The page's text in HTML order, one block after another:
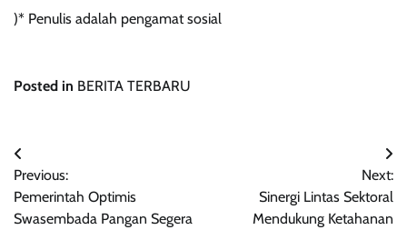
)* Penulis adalah pengamat sosial
Posted in BERITA TERBARU
Navigasi
pos
Previous:
Pemerintah Optimis
Swasembada Pangan Segera
Next:
Sinergi Lintas Sektoral
Mendukung Ketahanan